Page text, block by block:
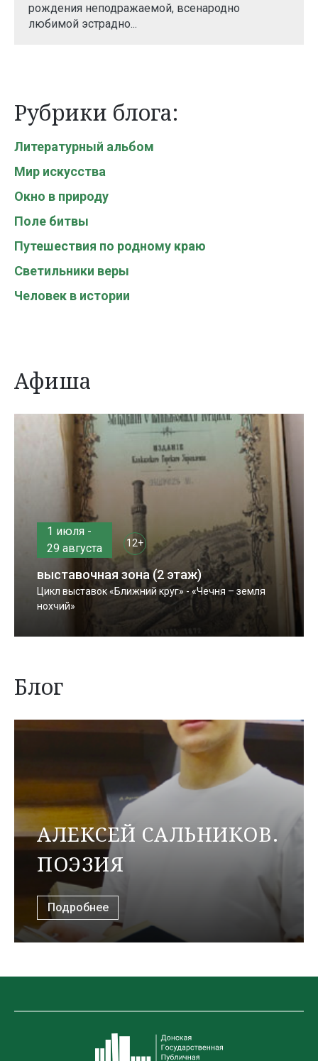
рождения неподражаемой, всенародно
любимой эстрадно...
Рубрики блога:
Литературный альбом
Мир искусства
Окно в природу
Поле битвы
Путешествия по родному краю
Светильники веры
Человек в истории
Афиша
1 июля -
29 августа
12+
выставочная зона (2 этаж)
Цикл выставок «Ближний круг» - «Чечня – земля
нохчий»
Блог
АЛЕКСЕЙ САЛЬНИКОВ.
ПОЭЗИЯ
Подробнее